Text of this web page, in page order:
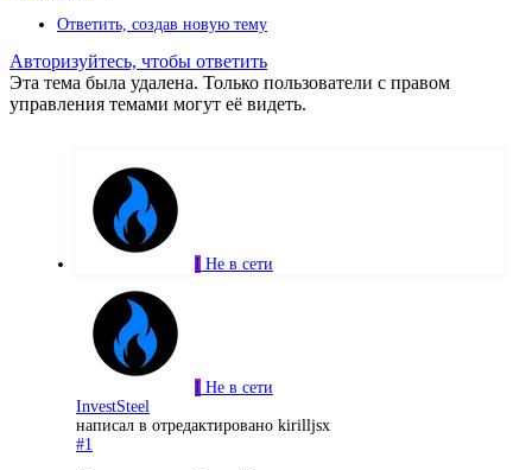
Ответить, создав новую тему
Авторизуйтесь, чтобы ответить
Эта тема была удалена. Только пользователи с правом
управления темами могут её видеть.
I Не в сети
I Не в сети
InvestSteel
написал в отредактировано kirilljsx
#1